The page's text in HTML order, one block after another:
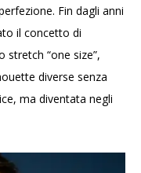
Fin dagli anni
il concetto di
“one size”,
diverse senza
ma diventata negli